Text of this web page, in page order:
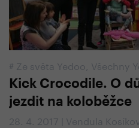
# Ze světa Yedoo Všechny
Kick Crocodile. O
jezdit na koloběžce
28. 4. 2017 | Vendula